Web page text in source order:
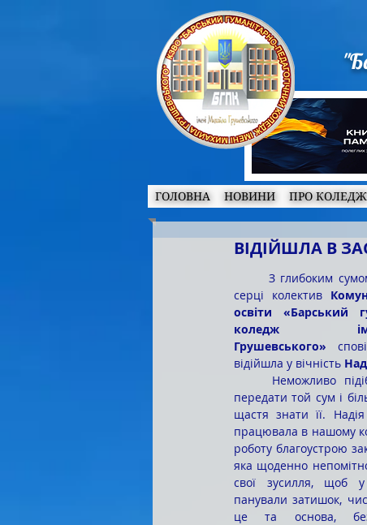
ГОЛОВНА НОВИНИ ПРО КОЛЕДЖ
ВІДІЙШЛА В
серці колектив
освіти «Барський
коледж
Грушевського»
відійшла у вічність
передати той сум і
щастя знати її. Надія
працювала в нашому
роботу благоустрою
яка щоденно
свої зусилля, щоб
панували затишок,
це та основа,